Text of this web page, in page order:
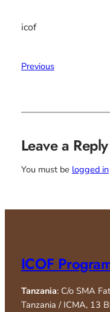
icof
Previous
Leave a Reply
You must be logged in
ICOF
Tanzania: C/o SMA
Tanzania / ICMA, 13